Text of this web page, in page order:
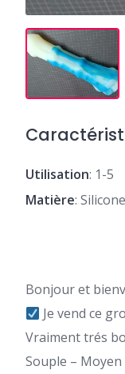
Utilisation: 1-5
Matière:
Bonjour et
Je vend ce
Vraiment trés
Souple – Moyen